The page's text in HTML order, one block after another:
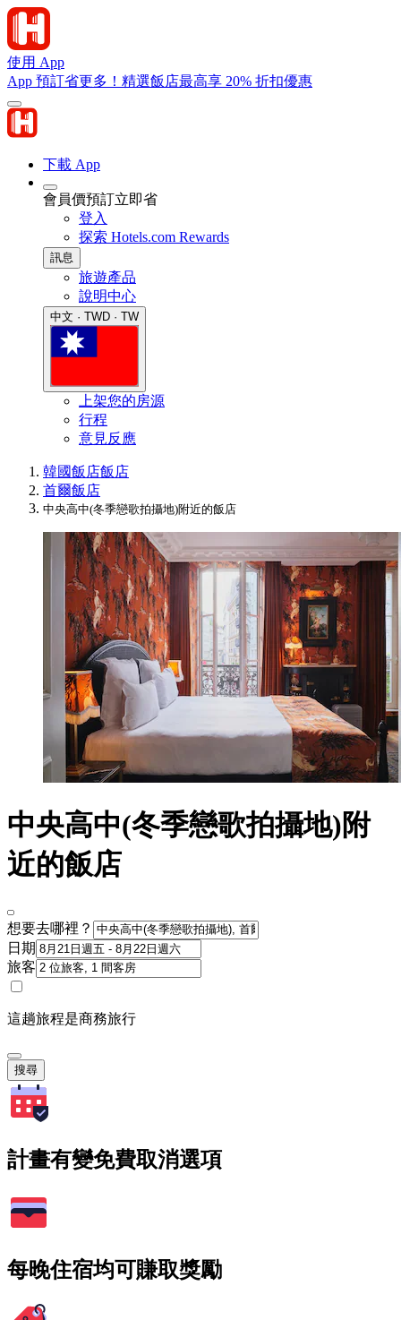
使用 App
App 預訂省更多！精選飯店最高享 20% 折扣優惠
下載 App
會員價預訂立即省
登入
探索 Hotels.com Rewards
訊息
旅遊產品
說明中心
中文 · TWD · TW
上架您的房源
行程
意見反應
韓國飯店飯店
首爾飯店
中央高中(冬季戀歌拍攝地)附近的飯店
中央高中(冬季戀歌拍攝地)附
近的飯店
想要去哪裡？
日期
旅客
這趟旅程是商務旅行
搜尋
計畫有變免費取消選項
每晚住宿均可賺取獎勵